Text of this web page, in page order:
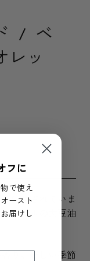
/ ベ
レッ
生産されていま
ュラルの大豆油
り。新しい季節
フに
で使え
ースト
届けし